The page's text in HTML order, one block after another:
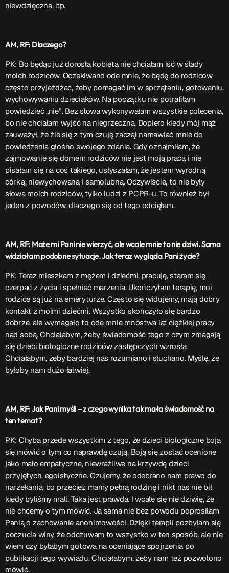
niewdzięczna, itp.
AM, RF: Dlaczego?
PK: Bo będąc już dorosłą kobietą nie chciałam iść w ślady
moich rodziców. Oczekiwano ode mnie, że będę do rodziców
często przyjeżdżać, żeby pomagać im w sprzątaniu, gotowaniu,
wychowywaniu dzieciaków. Na początku nie potrafiłam
powiedzieć „nie”. Bez słowa wykonywałam wszystkie polecenia,
bo nie chciałam wyjść na niegrzeczną. Dopiero kiedy mój mąż
zauważył, że źle się z tym czuję zaczął namawiać mnie do
powiedzenia głośno swojego zdania. Gdy oznajmiłam, że
zajmowanie się domem rodziców nie jest moją pracą i nie
pisałam się na coś takiego, usłyszałam, że jestem wyrodną
córką, niewychowaną i samolubną. Oczywiście, to nie były
słowa moich rodziców, tylko ludzi z PCPR-u. To również był
jeden z powodów, dlaczego się od tego odcięłam.
AM, RF: Może mi Pani nie wierzyć, ale wcale mnie to nie dziwi. Sama
widziałam podobne sytuacje. Jak teraz wygląda Pani życie?
PK: Teraz mieszkam z mężem i dziećmi, pracuję, staram się
czerpać z życia i spełniać marzenia. Ukończyłam terapię, moi
rodzice są już na emeryturze. Często się widujemy, mają dobry
kontakt z moimi dziećmi. Wszystko skończyło się bardzo
dobrze, ale wymagało to ode mnie mnóstwa lat ciężkiej pracy
nad sobą. Chciałabym, żeby świadomość tego z czym zmagają
się dzieci biologiczne rodziców zastępczych wzrosła.
Chciałabym, żeby bardziej nas rozumiano i słuchano. Myślę, że
byłoby nam dużo łatwiej.
AM, RF: Jak Pani myśli – z czego wynika tak mała świadomość na
ten temat?
PK: Chyba przede wszystkim z tego, że dzieci biologiczne boją
się mówić o tym co naprawdę czują. Boją się zostać ocenione
jako mało empatyczne, niewrażliwe na krzywdę dzieci
przyjętych, egoistyczne. Czujemy, że odebrano nam prawo do
narzekania, bo przecież mamy pełną rodzinę i nikt nas nie bił
kiedy byliśmy mali. Taka jest prawda. I wcale się nie dziwię, że
nie chcemy o tym mówić. Ja sama nie bez powodu poprosiłam
Panią o zachowanie anonimowości. Dzięki terapii pozbyłam się
poczucia winy, że odczuwam to wszystko w ten sposób, ale nie
wiem czy byłabym gotowa na oceniające spojrzenia po
publikacji tego wywiadu. Chciałabym, żeby nam też pozwolono
mówić.